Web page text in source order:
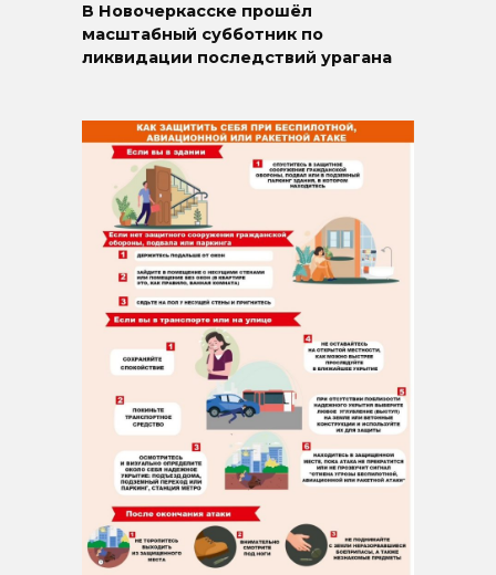
В Новочеркасске прошёл
масштабный субботник по
ликвидации последствий урагана